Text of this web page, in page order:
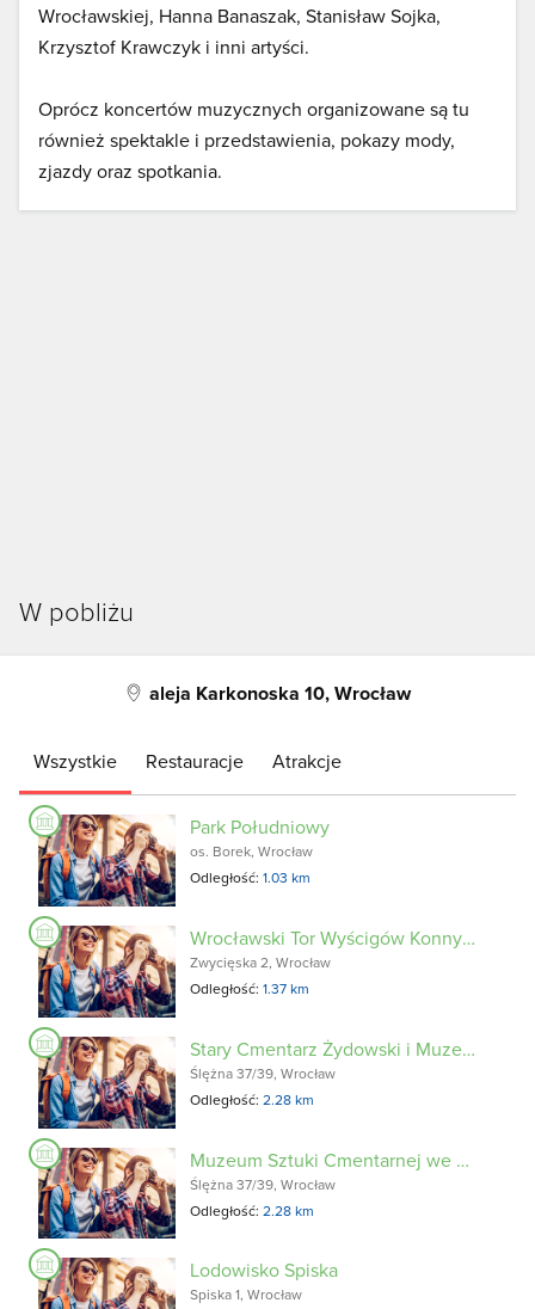
Wrocławskiej, Hanna Banaszak, Stanisław Sojka,
Krzysztof Krawczyk i inni artyści.
Oprócz koncertów muzycznych organizowane są tu
również spektakle i przedstawienia, pokazy mody,
zjazdy oraz spotkania.
W pobliżu
aleja Karkonoska 10, Wrocław
Wszystkie Restauracje Atrakcje
Park Południowy
os. Borek, Wrocław
Odległość:1.03 km
Wrocławski Tor Wyścigów Konnych PARTYNICE
Zwycięska 2, Wrocław
Odległość:1.37 km
Stary Cmentarz Żydowski i Muzeum Sztuki Cmentarnej
Ślężna 37/39, Wrocław
Odległość:2.28 km
Muzeum Sztuki Cmentarnej we Wrocławiu
Ślężna 37/39, Wrocław
Odległość:2.28 km
Lodowisko Spiska
Spiska 1, Wrocław